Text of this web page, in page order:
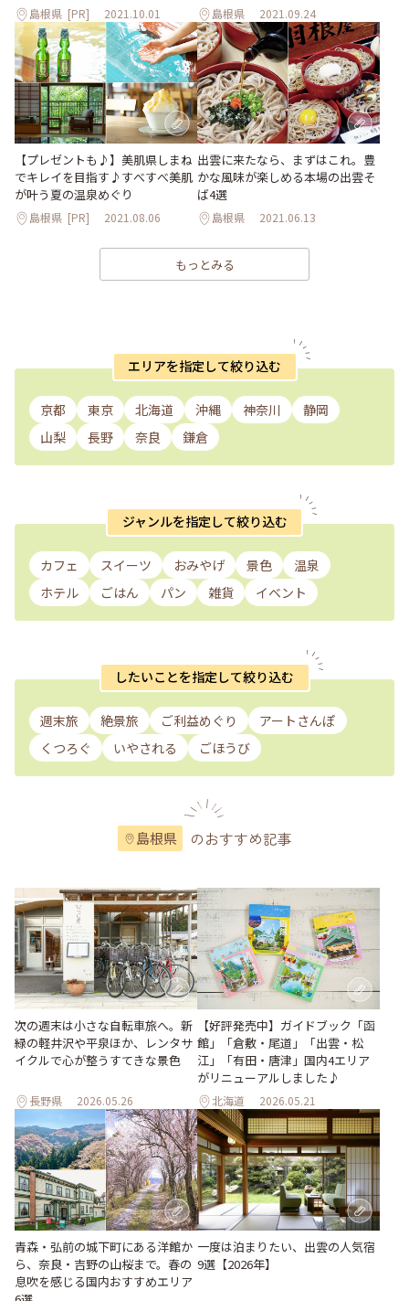
島根県 [PR] 2021.10.01 島根県 2021.09.24
【プレゼントも♪】美肌県しまね
でキレイを目指す♪すべすべ美肌
が叶う夏の温泉めぐり
島根県 [PR] 2021.08.06
出雲に来たなら、まずはこれ。豊
かな風味が楽しめる本場の出雲そ
ば4選
島根県 2021.06.13
もっとみる
エリアを指定して絞り込む
京都 東京 北海道 沖縄 神奈川
静岡
山梨
長野 奈良 鎌倉
ジャンルを指定して絞り込む
カフェ スイーツ おみやげ 景色
温泉
ホテル
ごはん パン 雑貨 イベント
したいことを指定して絞り込む
週末旅 絶景旅 ご利益めぐり
アートさんぽ
くつろぐ
いやされる ごほうび
島根県 のおすすめ記事
次の週末は小さな自転車旅へ。新
緑の軽井沢や平泉ほか、レンタサ
イクルで心が整うすてきな景色
長野県 2026.05.26
【好評発売中】ガイドブック「函
館」「倉敷・尾道」「出雲・松
江」「有田・唐津」国内4エリア
がリニューアルしました♪
北海道 2026.05.21
青森・弘前の城下町にある洋館か
ら、奈良・吉野の山桜まで。春の
息吹を感じる国内おすすめエリア
一度は泊まりたい、出雲の人気宿
9選【2026年】